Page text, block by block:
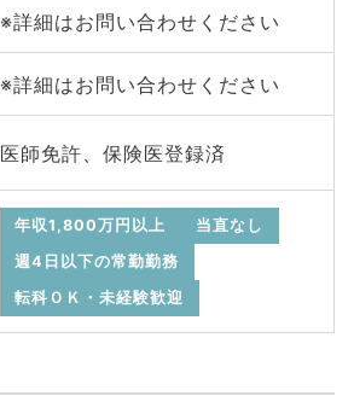
※詳細はお問い合わせください
※詳細はお問い合わせください
医師免許、保険医登録済
年収1,800万円以上
当直なし
週4日以下の常勤勤務
転科ＯＫ・未経験歓迎